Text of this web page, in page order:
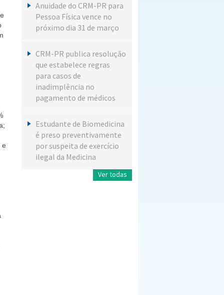
e
Anuidade do CRM-PR para
Pessoa Física vence no
próximo dia 31 de março
CRM-PR publica resolução
que estabelece regras
para casos de
inadimplência no
pagamento de médicos
Estudante de Biomedicina
é preso preventivamente
por suspeita de exercício
ilegal da Medicina
Ver todas